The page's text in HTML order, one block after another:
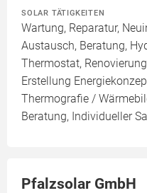
SOLAR TÄTIGKEITEN
Wartung, Reparatur,
Austausch, Beratung,
Thermostat,
Erstellung
Thermografie /
Beratung, Individueller
Pfalzsolar GmbH